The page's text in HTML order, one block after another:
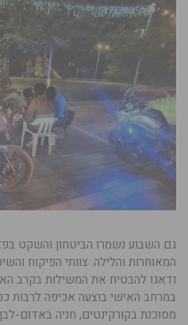
גם השבוע נשמרו הביטחון והשקט
המאוחרות והלילה. צוותי הפיקוח
ודאגו להבטיח את המשילות בקרב
במרחב האישי בוצעה אכיפה לרבות
מסוכנת בקורקינטים, חניה באדום-